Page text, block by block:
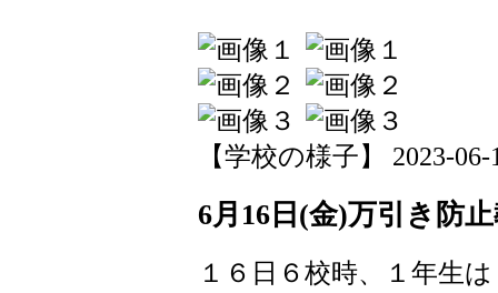
【学校の様子】 2023-
6月16日(金)万引き防
１６日６校時、１年生